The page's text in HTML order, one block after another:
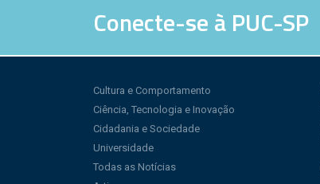
Conecte-se à PUC-SP
Cultura e Comportamento
Ciência, Tecnologia e Inovação
Cidadania e Sociedade
Universidade
Todas as Notícias